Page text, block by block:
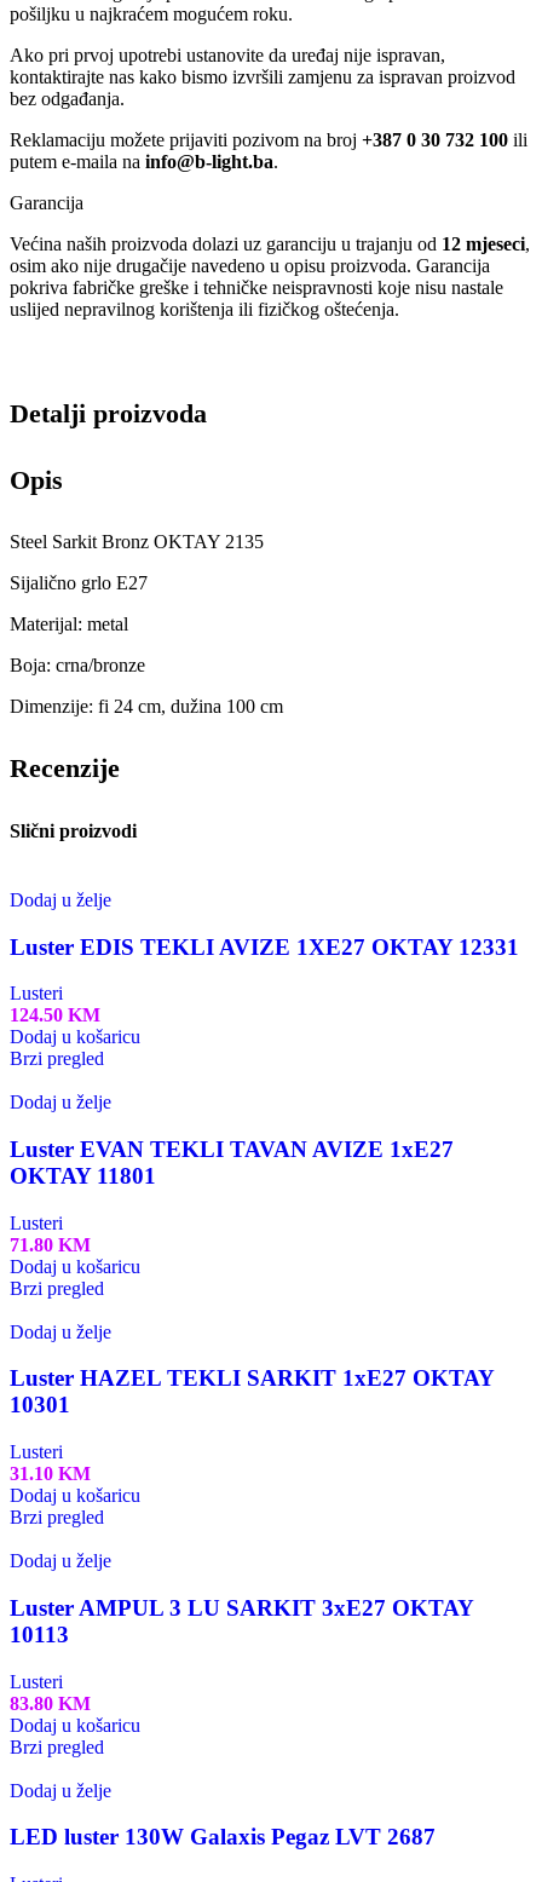
pošiljku u najkraćem mogućem roku.
Ako pri prvoj upotrebi ustanovite da uređaj nije ispravan,
kontaktirajte nas kako bismo izvršili zamjenu za ispravan proizvod
bez odgađanja.
Reklamaciju možete prijaviti pozivom na broj +387 0 30 732 100 ili
putem e-maila na info@b-light.ba.
Garancija
Većina naših proizvoda dolazi uz garanciju u trajanju od 12 mjeseci,
osim ako nije drugačije navedeno u opisu proizvoda. Garancija
pokriva fabričke greške i tehničke neispravnosti koje nisu nastale
uslijed nepravilnog korištenja ili fizičkog oštećenja.
Detalji proizvoda
Opis
Steel Sarkit Bronz OKTAY 2135
Sijalično grlo E27
Materijal: metal
Boja: crna/bronze
Dimenzije: fi 24 cm, dužina 100 cm
Recenzije
Slični proizvodi
Dodaj u želje
Luster EDIS TEKLI AVIZE 1XE27 OKTAY 12331
Lusteri
124.50 KM
Dodaj u košaricu
Brzi pregled
Dodaj u želje
Luster EVAN TEKLI TAVAN AVIZE 1xE27
OKTAY 11801
Lusteri
71.80 KM
Dodaj u košaricu
Brzi pregled
Dodaj u želje
Luster HAZEL TEKLI SARKIT 1xE27 OKTAY
10301
Lusteri
31.10 KM
Dodaj u košaricu
Brzi pregled
Dodaj u želje
Luster AMPUL 3 LU SARKIT 3xE27 OKTAY
10113
Lusteri
83.80 KM
Dodaj u košaricu
Brzi pregled
Dodaj u želje
LED luster 130W Galaxis Pegaz LVT 2687